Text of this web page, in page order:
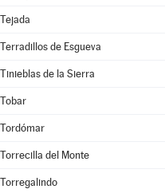
Tejada
Terradillos de Esgueva
Tinieblas de la Sierra
Tobar
Tordómar
Torrecilla del Monte
Torregalindo